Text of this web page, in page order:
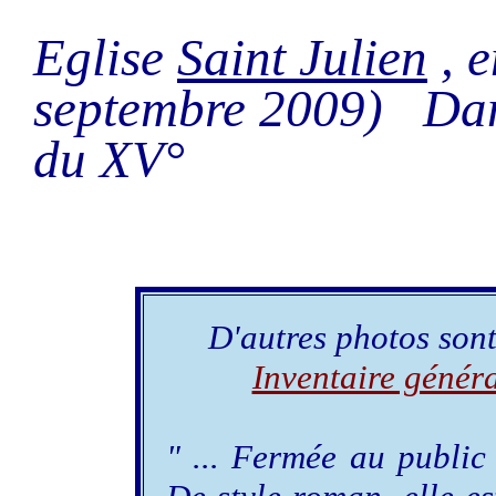
Eglise Saint Julien ,
septembre 2009)
du XV°
D'autres photos
Inventaire
" ... Fermée au